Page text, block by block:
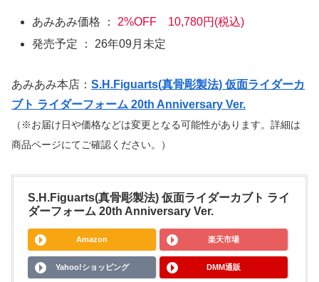
あみあみ価格 ： 2%OFF 10,780円(税込)
発売予定 ： 26年09月未定
あみあみ本店： S.H.Figuarts(真骨彫製法) 仮面ライダーカ
ブト ライダーフォーム 20th Anniversary Ver.
（※お届け日や価格などは変更となる可能性があります。詳細は
商品ページにてご確認ください。）
S.H.Figuarts(真骨彫製法) 仮面ライダーカブト ライ
ダーフォーム 20th Anniversary Ver.
Amazon 楽天市場
Yahoo!ショッピング DMM通販